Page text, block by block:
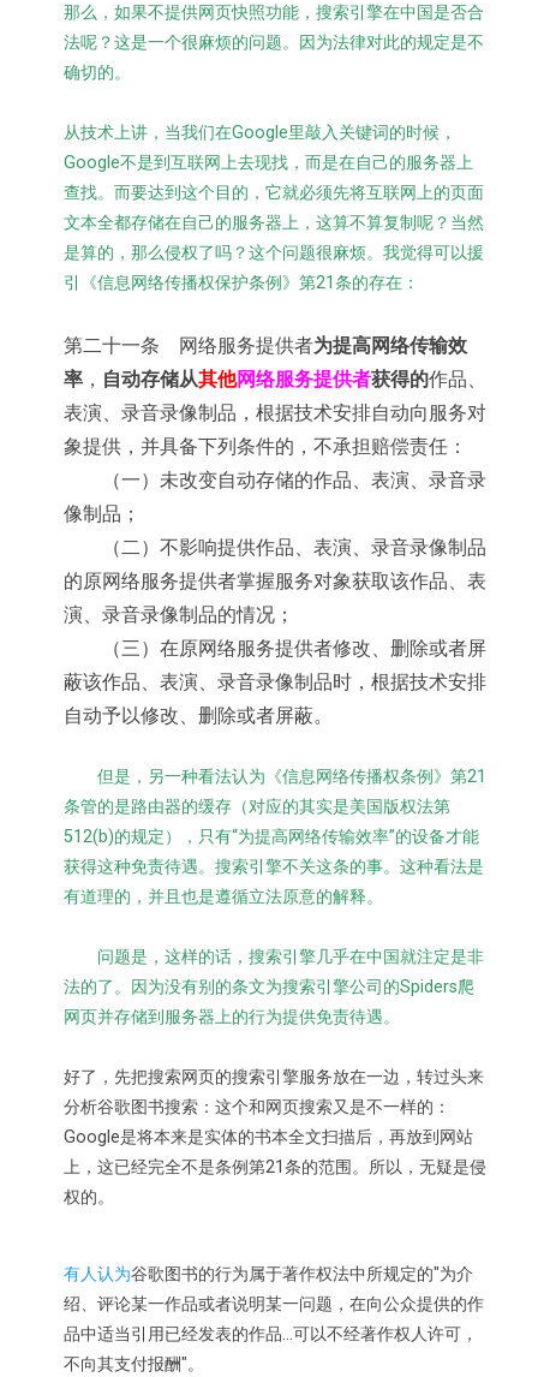
那么，如果不提供网页快照功能，搜索引擎在中国是否合
法呢？这是一个很麻烦的问题。因为法律对此的规定是不
确切的。
从技术上讲，当我们在Google里敲入关键词的时候，
Google不是到互联网上去现找，而是在自己的服务器上
查找。而要达到这个目的，它就必须先将互联网上的页面
文本全都存储在自己的服务器上，这算不算复制呢？当然
是算的，那么侵权了吗？这个问题很麻烦。我觉得可以援
引《信息网络传播权保护条例》第21条的存在：
第二十一条 网络服务提供者为提高网络传输效
率 ， 自动存储从其他网络服务提供者获得的作品、
表演、录音录像制品，根据技术安排自动向服务对
象提供，并具备下列条件的，不承担赔偿责任：
（一）未改变自动存储的作品、表演、录音录
像制品；
（二）不影响提供作品、表演、录音录像制品
的原网络服务提供者掌握服务对象获取该作品、表
演、录音录像制品的情况；
（三）在原网络服务提供者修改、删除或者屏
蔽该作品、表演、录音录像制品时，根据技术安排
自动予以修改、删除或者屏蔽。
但是，另一种看法认为《信息网络传播权条例》第21
条管的是路由器的缓存（对应的其实是美国版权法第
512(b)的规定），只有“为提高网络传输效率”的设备才能
获得这种免责待遇。搜索引擎不关这条的事。这种看法是
有道理的，并且也是遵循立法原意的解释。
问题是，这样的话，搜索引擎几乎在中国就注定是非
法的了。因为没有别的条文为搜索引擎公司的Spiders爬
网页并存储到服务器上的行为提供免责待遇。
好了，先把搜索网页的搜索引擎服务放在一边，转过头来
分析谷歌图书搜索：这个和网页搜索又是不一样的：
Google是将本来是实体的书本全文扫描后，再放到网站
上，这已经完全不是条例第21条的范围。所以，无疑是侵
权的。
有人认为谷歌图书的行为属于著作权法中所规定的"为介
绍、评论某一作品或者说明某一问题，在向公众提供的作
品中适当引用已经发表的作品…可以不经著作权人许可，
不向其支付报酬"。